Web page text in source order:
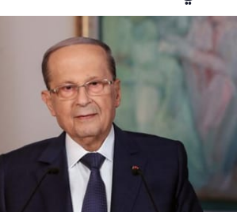
سياسة ناس
إقتصاد فن
رياضة
كأس العالم
البرامج